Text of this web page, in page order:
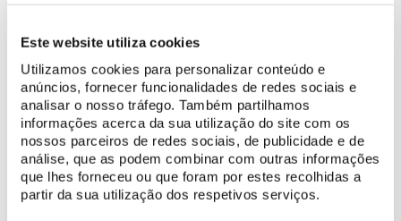
Este website utiliza cookies
Utilizamos cookies para personalizar conteúdo e
anúncios, fornecer funcionalidades de redes sociais e
analisar o nosso tráfego. Também partilhamos
informações acerca da sua utilização do site com os
nossos parceiros de redes sociais, de publicidade e de
análise, que as podem combinar com outras informações
que lhes forneceu ou que foram por estes recolhidas a
partir da sua utilização dos respetivos serviços.
We would like to inform you that the
collections at the National Palace of Pena is currently under way
and may affect the quality of the visit. Below are the dates on
which the different areas will be subject to intervention:
3 to 5 December: Chapel; Sacristy; Sacristy Atrium
10 to 12 December: Passage Rooms; Smoking Room
These interventions aim to ensure the preservation of the